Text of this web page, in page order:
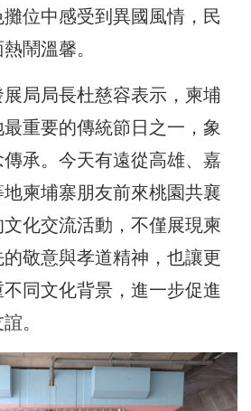
位中感受到異國風情，民
鬧溫馨。
局局長杜慈容表示，柬埔
重要的傳統節日之一，象
承。今天有遠從高雄、嘉
柬埔寨朋友前來桃園共襄
化交流活動，不僅展現柬
敬意與孝道精神，也讓更
同文化背景，進一步促進
。